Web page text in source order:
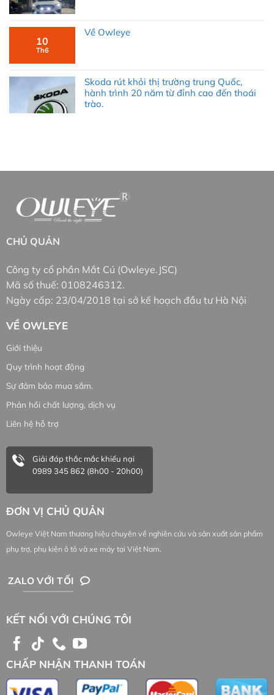
10
Th6
Về Owleye
Skoda rút khỏi thị trường trung Quốc,
hành trình 20 năm từ đỉnh cao đến thoái
trào.
CHỦ QUẢN
Công ty cổ phần Mắt Cú (Owleye.JSC)
Mã số thuế: 0108246312.
Ngày cấp: 23/04/2018 tại sở kế hoạch đầu tư Hà Nội
VỀ OWLEYE
Giới thiệu
Quy trình hoạt động
Sự đảm bảo mua sắm.
Phản hồi chất lượng, dịch vụ
Liên hệ hỗ trợ
Giải đáp thắc mắc khiếu nại
0989 345 862 (8h00 - 20h00)
ĐƠN VỊ CHỦ QUẢN
Owleye Việt Nam thương hiệu chuyên về nghiên cứu và sản xuất sản phẩm
phụ trợ, phụ kiện ô tô và xe máy tại Việt Nam.
ZALO VỚI TỐI
KẾT NỐI VỚI CHÚNG TÔI
CHẤP NHẬN THANH TOÁN